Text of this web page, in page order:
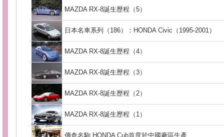
MAZDA RX-8誕生歷程（5）
日本名車系列（186）：HONDA Civic（1995-2001）
MAZDA RX-8誕生歷程（4）
MAZDA RX-8誕生歷程（3）
MAZDA RX-8誕生歷程（2）
MAZDA RX-8誕生歷程（1）
傳奇名駒 HONDA Cub首度於中國廠區生產